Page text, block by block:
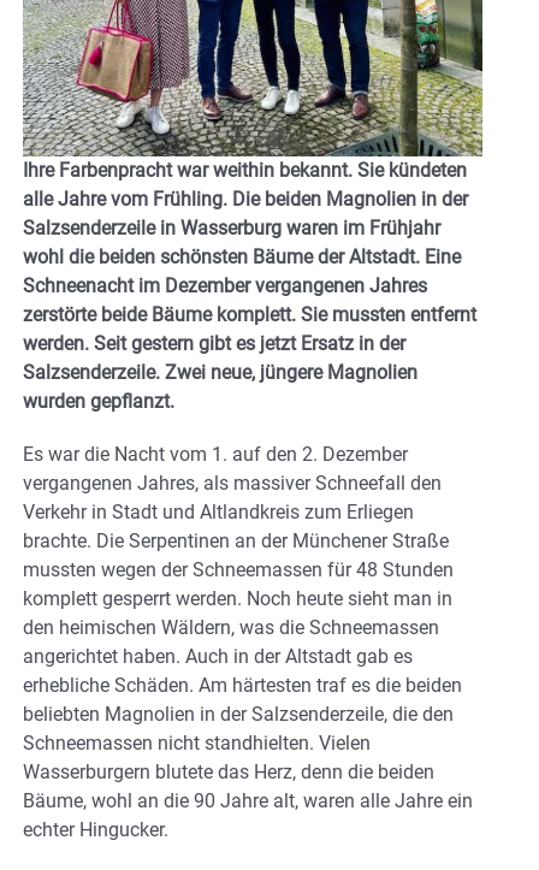
Ihre Farbenpracht war weithin bekannt. Sie kündeten
alle Jahre vom Frühling. Die beiden Magnolien in der
Salzsenderzeile in Wasserburg waren im Frühjahr
wohl die beiden schönsten Bäume der Altstadt. Eine
Schneenacht im Dezember vergangenen Jahres
zerstörte beide Bäume komplett. Sie mussten entfernt
werden. Seit gestern gibt es jetzt Ersatz in der
Salzsenderzeile. Zwei neue, jüngere Magnolien
wurden gepflanzt.
Es war die Nacht vom 1. auf den 2. Dezember
vergangenen Jahres, als massiver Schneefall den
Verkehr in Stadt und Altlandkreis zum Erliegen
brachte. Die Serpentinen an der Münchener Straße
mussten wegen der Schneemassen für 48 Stunden
komplett gesperrt werden. Noch heute sieht man in
den heimischen Wäldern, was die Schneemassen
angerichtet haben. Auch in der Altstadt gab es
erhebliche Schäden. Am härtesten traf es die beiden
beliebten Magnolien in der Salzsenderzeile, die den
Schneemassen nicht standhielten. Vielen
Wasserburgern blutete das Herz, denn die beiden
Bäume, wohl an die 90 Jahre alt, waren alle Jahre ein
echter Hingucker.